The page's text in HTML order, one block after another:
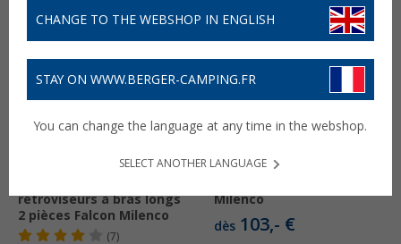
Caches de rétroviseurs
Peugeot Boxer et Citroen
rétroviseurs à bras longs
2 pièces Falcon Milenco
(7)
Protection pour
Ducato, Peugeot Boxer et
Milenco
dès 103,- €
CHANGE TO THE WEBSHOP IN ENGLISH
STAY ON WWW.BERGER-CAMPING.FR
You can change the language at any time in the webshop.
SELECT ANOTHER LANGUAGE